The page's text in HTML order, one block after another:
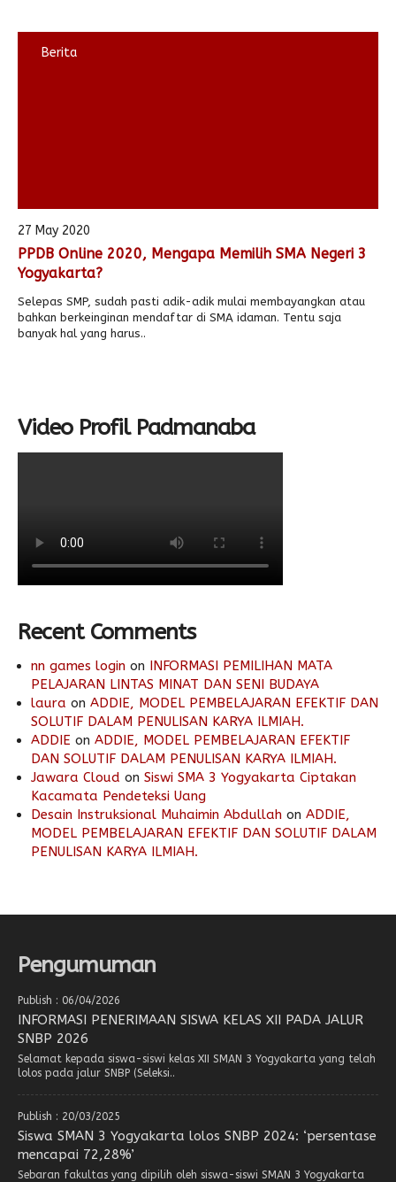
Berita
27 May 2020
PPDB Online 2020, Mengapa Memilih SMA Negeri 3
Yogyakarta?
Selepas SMP, sudah pasti adik-adik mulai membayangkan atau
bahkan berkeinginan mendaftar di SMA idaman. Tentu saja
banyak hal yang harus..
Video Profil Padmanaba
Recent Comments
nn games login on INFORMASI PEMILIHAN MATA
PELAJARAN LINTAS MINAT DAN SENI BUDAYA
laura on ADDIE, MODEL PEMBELAJARAN EFEKTIF DAN
SOLUTIF DALAM PENULISAN KARYA ILMIAH.
ADDIE on ADDIE, MODEL PEMBELAJARAN EFEKTIF
DAN SOLUTIF DALAM PENULISAN KARYA ILMIAH.
Jawara Cloud on Siswi SMA 3 Yogyakarta Ciptakan
Kacamata Pendeteksi Uang
Desain Instruksional Muhaimin Abdullah on ADDIE,
MODEL PEMBELAJARAN EFEKTIF DAN SOLUTIF DALAM
PENULISAN KARYA ILMIAH.
Pengumuman
Publish : 06/04/2026
INFORMASI PENERIMAAN SISWA KELAS XII PADA JALUR
SNBP 2026
Selamat kepada siswa-siswi kelas XII SMAN 3 Yogyakarta yang telah
lolos pada jalur SNBP (Seleksi..
Publish : 20/03/2025
Siswa SMAN 3 Yogyakarta lolos SNBP 2024: ‘persentase
mencapai 72,28%’
Sebaran fakultas yang dipilih oleh siswa-siswi SMAN 3 Yogyakarta